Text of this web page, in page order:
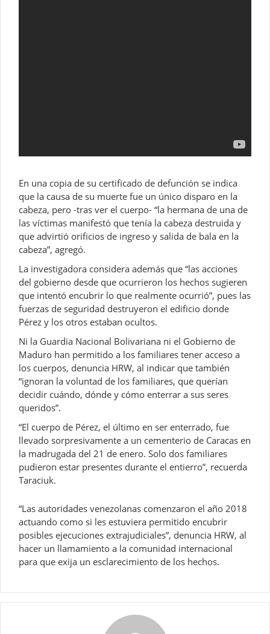
En una copia de su certificado de defunción se indica
que la causa de su muerte fue un único disparo en la
cabeza, pero -tras ver el cuerpo- “la hermana de una de
las víctimas manifestó que tenía la cabeza destruida y
que advirtió orificios de ingreso y salida de bala en la
cabeza”, agregó.
La investigadora considera además que “las acciones
del gobierno desde que ocurrieron los hechos sugieren
que intentó encubrir lo que realmente ocurrió”, pues las
fuerzas de seguridad destruyeron el edificio donde
Pérez y los otros estaban ocultos.
Ni la Guardia Nacional Bolivariana ni el Gobierno de
Maduro han permitido a los familiares tener acceso a
los cuerpos, denuncia HRW, al indicar que también
“ignoran la voluntad de los familiares, que querían
decidir cuándo, dónde y cómo enterrar a sus seres
queridos”.
“El cuerpo de Pérez, el último en ser enterrado, fue
llevado sorpresivamente a un cementerio de Caracas en
la madrugada del 21 de enero. Solo dos familiares
pudieron estar presentes durante el entierro”, recuerda
Taraciuk.
“Las autoridades venezolanas comenzaron el año 2018
actuando como si les estuviera permitido encubrir
posibles ejecuciones extrajudiciales”, denuncia HRW, al
hacer un llamamiento a la comunidad internacional
para que exija un esclarecimiento de los hechos.